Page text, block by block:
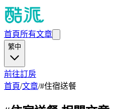
首頁所有文章
繁中
前往訂房
首頁/文章/#住宿送餐